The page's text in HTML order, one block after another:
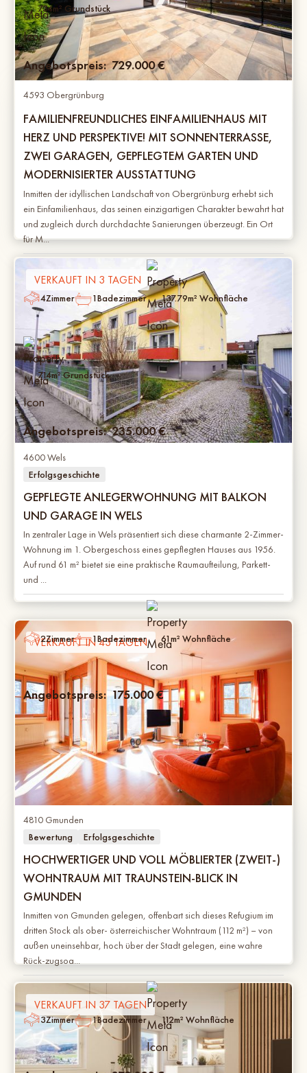
734m² Grundstück
Angebotspreis: 729.000€
4593 Obergrünburg
FAMILIENFREUNDLICHES EINFAMILIENHAUS MIT
HERZ UND PERSPEKTIVE! MIT SONNENTERRASSE,
ZWEI GARAGEN, GEPFLEGTEM GARTEN UND
MODERNISIERTER AUSSTATTUNG
Inmitten der idyllischen Landschaft von Obergrünburg erhebt sich
ein Einfamilienhaus, das seinen einzigartigen Charakter bewahrt hat
und zugleich durch durchdachte Sanierungen überzeugt. Ein Ort
für M...
4Zimmer 1Badezimmer 137.79m² Wohnfläche
714m² Grundstück
Angebotspreis: 235.000€
VERKAUFT IN 3 TAGEN
4600 Wels
Erfolgsgeschichte
GEPFLEGTE ANLEGERWOHNUNG MIT BALKON
UND GARAGE IN WELS
In zentraler Lage in Wels präsentiert sich diese charmante 2-Zimmer-
Wohnung im 1. Obergeschoss eines gepflegten Hauses aus 1956.
Auf rund 61 m² bietet sie eine praktische Raumaufteilung, Parkett-
und ...
2Zimmer 1Badezimmer 61m² Wohnfläche
Angebotspreis: 175.000€
VERKAUFT IN 43 TAGEN
4810 Gmunden
Bewertung
Erfolgsgeschichte
HOCHWERTIGER UND VOLL MÖBLIERTER (ZWEIT-)
WOHNTRAUM MIT TRAUNSTEIN-BLICK IN
GMUNDEN
Inmitten von Gmunden gelegen, offenbart sich dieses Refugium im
dritten Stock als ober- österreichischer Wohntraum (112 m²) – von
außen uneinsehbar, hoch über der Stadt gelegen, eine wahre
Rück-zugsoa...
3Zimmer 1Badezimmer 112m² Wohnfläche
VERKAUFT IN 37 TAGEN